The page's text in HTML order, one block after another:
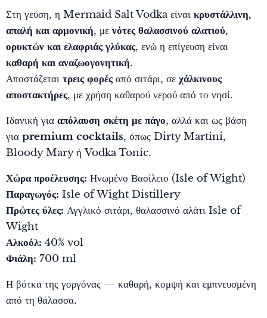
Στη γεύση, η Mermaid Salt Vodka είναι κρυστάλλινη,
απαλή και αρμονική, με νότες θαλασσινού αλατιού,
ορυκτών και ελαφριάς γλύκας, ενώ η επίγευση είναι
καθαρή και αναζωογονητική.
Αποστάζεται τρεις φορέςαπό σιτάρι, σε χάλκινους
αποστακτήρες, με χρήση καθαρού νερού από το νησί.
Ιδανική για απόλαυση σκέτη με πάγο, αλλά και ως βάση
για premium cocktails, όπως Dirty Martini,
Bloody Mary ή Vodka Tonic.
Χώρα προέλευσης: Ηνωμένο Βασίλειο (Isle of Wight)
Παραγωγός: Isle of Wight Distillery
Πρώτες ύλες: Αγγλικό σιτάρι, θαλασσινό αλάτι Isle of
Wight
Αλκοόλ: 40% vol
Φιάλη: 700 ml
Η βότκα της γοργόνας — καθαρή, κομψή και εμπνευσμένη
από τη θάλασσα.